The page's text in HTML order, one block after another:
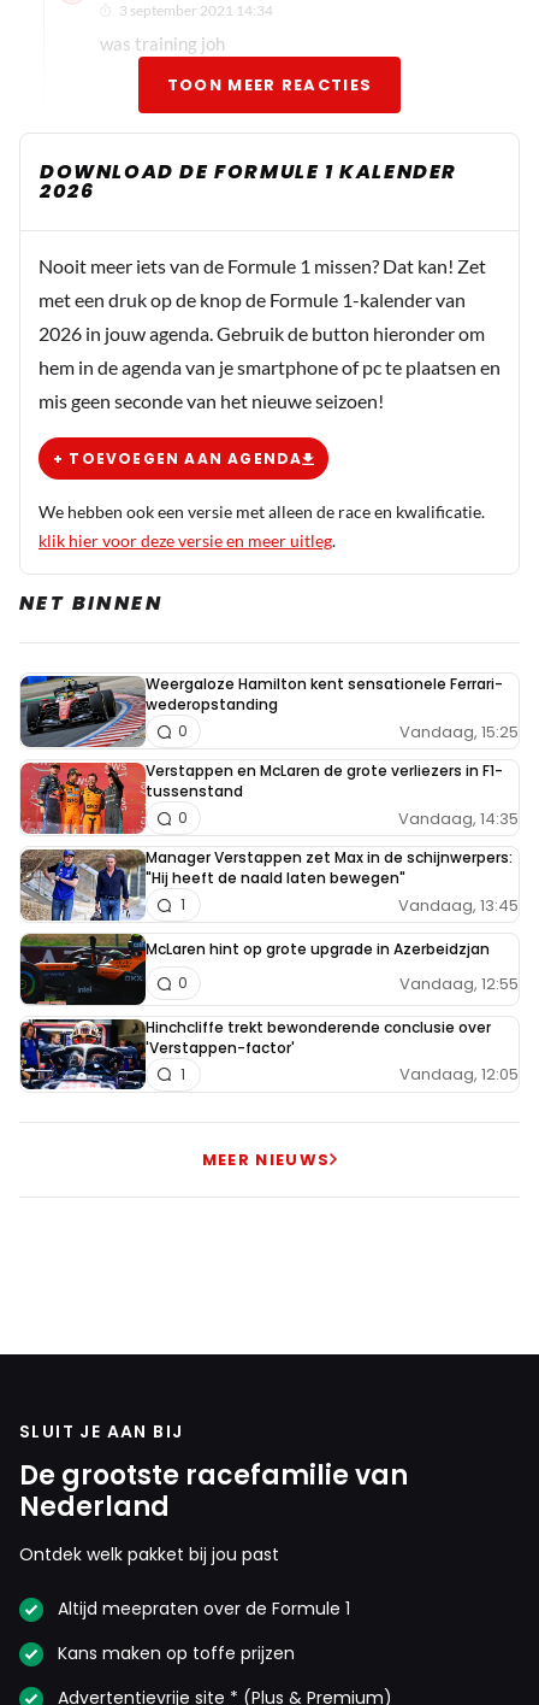
3 september 2021 14:34
was training joh
TOON MEER REACTIES
DOWNLOAD DE FORMULE 1 KALENDER
2026
Nooit meer iets van de Formule 1 missen? Dat kan! Zet
met een druk op de knop de Formule 1-kalender van
2026 in jouw agenda. Gebruik de button hieronder om
hem in de agenda van je smartphone of pc te plaatsen en
mis geen seconde van het nieuwe seizoen!
+ TOEVOEGEN AAN AGENDA
We hebben ook een versie met alleen de race en kwalificatie.
klik hier voor deze versie en meer uitleg.
NET BINNEN
Weergaloze Hamilton kent sensationele Ferrari-
wederopstanding
Vandaag, 15:25
0
Verstappen en McLaren de grote verliezers in F1-
tussenstand
Vandaag, 14:35
0
Manager Verstappen zet Max in de schijnwerpers:
"Hij heeft de naald laten bewegen"
Vandaag, 13:45
1
McLaren hint op grote upgrade in Azerbeidzjan
Vandaag, 12:55
0
Hinchcliffe trekt bewonderende conclusie over
'Verstappen-factor'
Vandaag, 12:05
1
MEER NIEUWS
SLUIT JE AAN BIJ
De grootste racefamilie van
Nederland
Ontdek welk pakket bij jou past
Altijd meepraten over de Formule 1
Kans maken op toffe prijzen
Advertentievrije site * (Plus & Premium)